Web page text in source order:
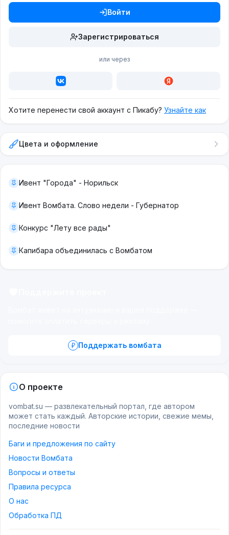
Войти
Зарегистрироваться
или через
Хотите перенести свой аккаунт с Пикабу? Узнайте как
Цвета и оформление
Ивент "Города" - Норильск
Ивент Вомбата. Слово недели - Губернатор
Конкурс "Лету все рады"
Капибара объединилась с Вомбатом
Поддержать вомбата
О проекте
vombat.su — развлекательный портал, где автором
может стать каждый. Авторские истории, свежие мемы,
последние новости
Баги и предложения по сайту
Новости Вомбата
Вопросы и ответы
Правила ресурса
О нас
Обработка ПД